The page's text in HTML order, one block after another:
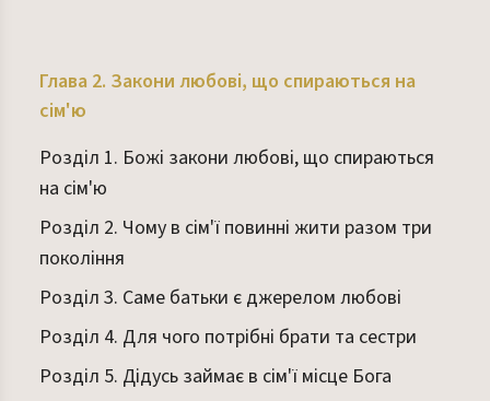
Глава 2. Закони любові, що спираються на
сім'ю
Розділ 1. Божі закони любові, що спираються
на сім'ю
Розділ 2. Чому в сім'ї повинні жити разом три
покоління
Розділ 3. Саме батьки є джерелом любові
Розділ 4. Для чого потрібні брати та сестри
Розділ 5. Дідусь займає в сім'ї місце Бога